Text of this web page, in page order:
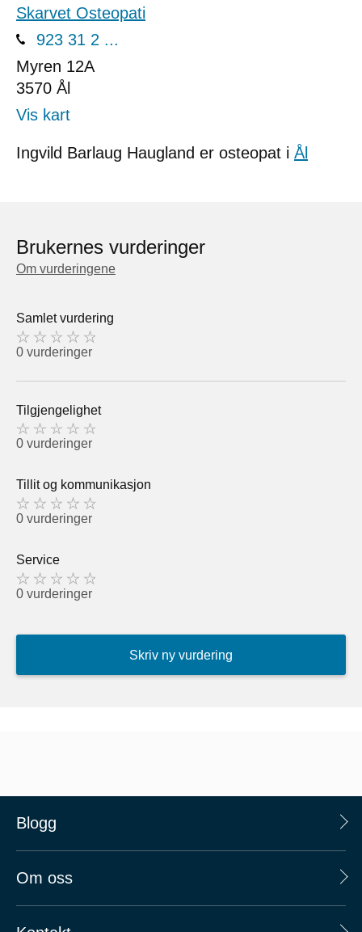
Skarvet Osteopati
923 31 2 ...
Myren 12A
3570 Ål
Vis kart
Ingvild Barlaug Haugland er osteopat i Ål
Brukernes vurderinger
Om vurderingene
Samlet vurdering
0 vurderinger
Tilgjengelighet
0 vurderinger
Tillit og kommunikasjon
0 vurderinger
Service
0 vurderinger
Skriv ny vurdering
Blogg
Om oss